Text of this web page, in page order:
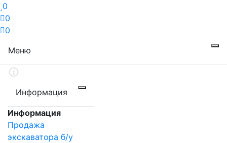
0
0
0
Меню
Информация
Информация
Продажа
экскаватора б/у